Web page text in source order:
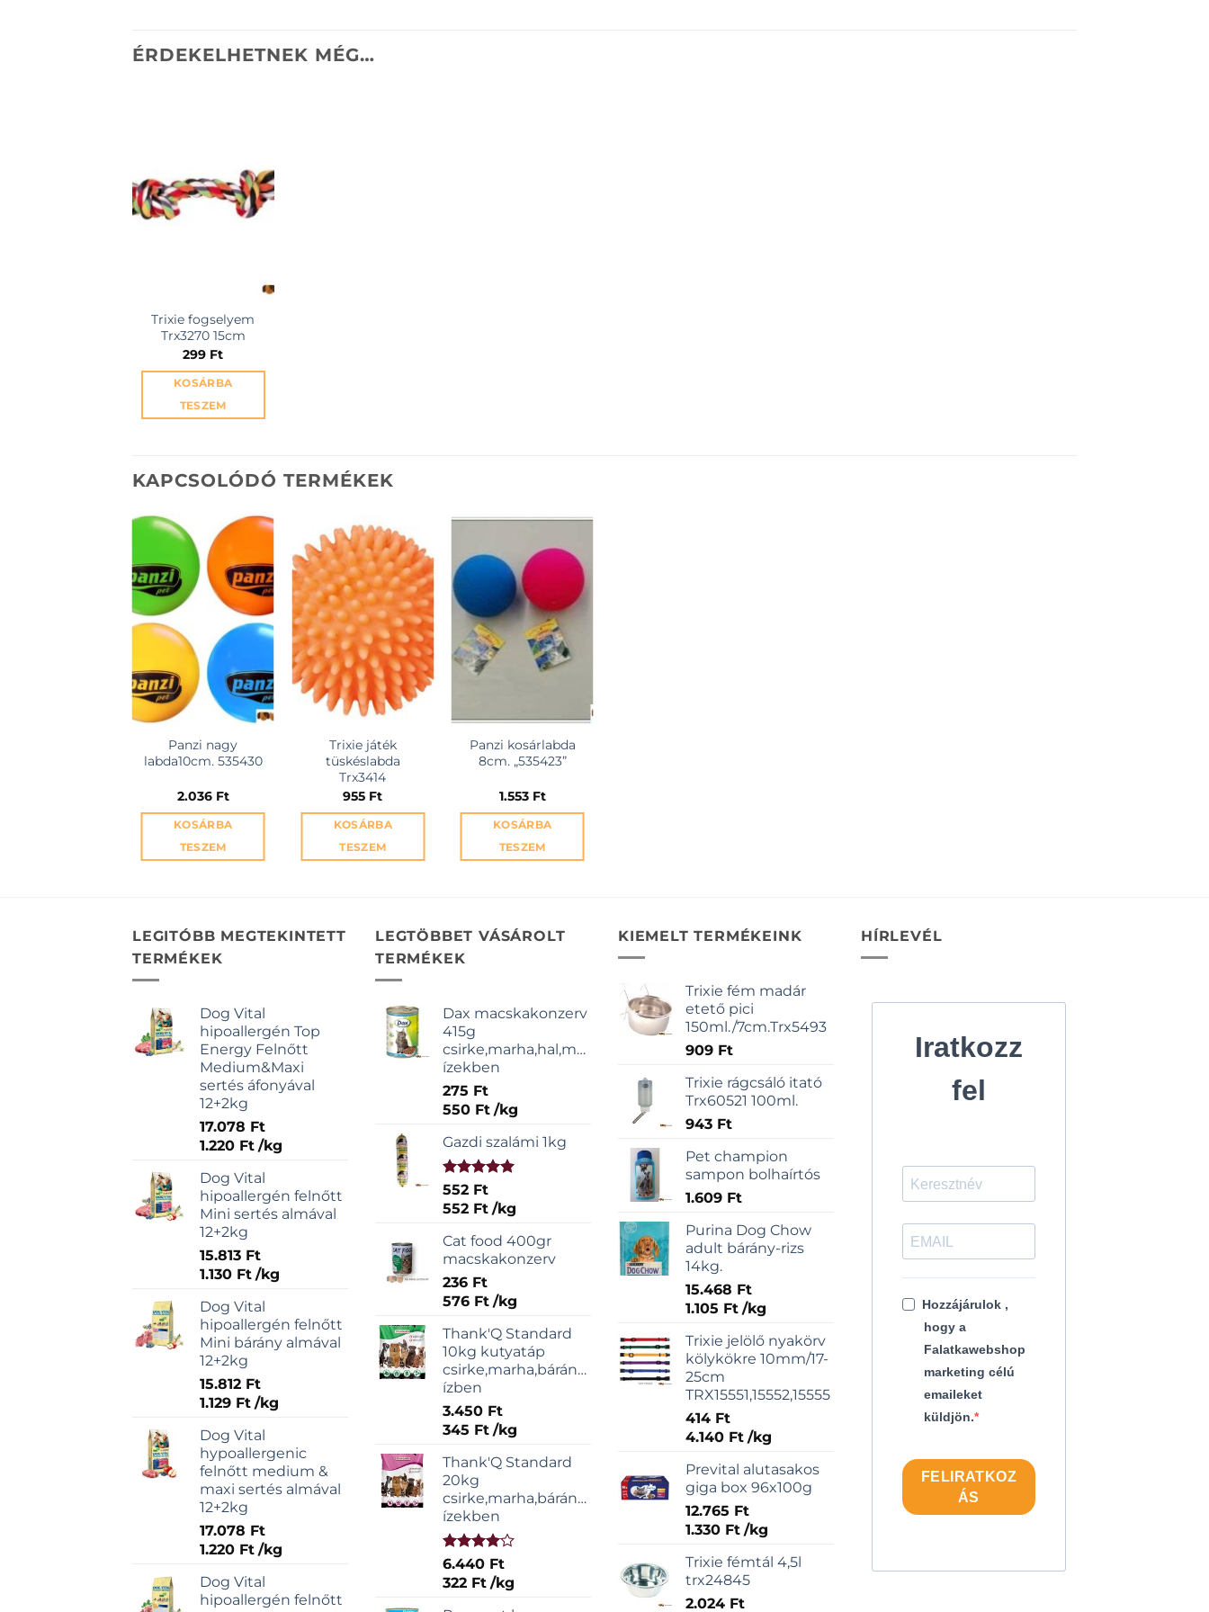
ÉRDEKELHETNEK MÉG…
Trixie fogselyem
Trx3270 15cm
299 Ft
KOSÁRBA
TESZEM
KAPCSOLÓDÓ TERMÉKEK
KEDVENCEKHEZ
Panzi nagy
labda10cm. 535430
2.036 Ft
KOSÁRBA
TESZEM
KEDVENCEKHEZ
Trixie játék
tüskéslabda
Trx3414
955 Ft
KOSÁRBA
TESZEM
KEDVENCEKHEZ
Panzi kosárlabda
8cm. „535423”
1.553 Ft
KOSÁRBA
TESZEM
LEGITÓBB MEGTEKINTETT
TERMÉKEK
Dog Vital
hipoallergén Top
Energy Felnőtt
Medium&Maxi
sertés áfonyával
12+2kg
17.078 Ft
1.220 Ft /kg
Dog Vital
hipoallergén felnőtt
Mini sertés almával
12+2kg
15.813 Ft
1.130 Ft /kg
Dog Vital
hipoallergén felnőtt
Mini bárány almával
12+2kg
15.812 Ft
1.129 Ft /kg
Dog Vital
hypoallergenic
felnőtt medium &
maxi sertés almával
12+2kg
17.078 Ft
1.220 Ft /kg
Dog Vital
hipoallergén felnőtt
LEGTÖBBET VÁSÁROLT
TERMÉKEK
Dax macskakonzerv
415g
csirke,marha,hal,májas
ízekben
275 Ft
550 Ft /kg
Gazdi szalámi 1kg
Értékelés:
5.00/ 5
552 Ft
552 Ft /kg
Cat food 400gr
macskakonzerv
236 Ft
576 Ft /kg
Thank'Q Standard
10kg kutyatáp
csirke,marha,bárány,sonka
ízben
3.450 Ft
345 Ft /kg
Thank'Q Standard
20kg
csirke,marha,bárány,sonka
ízekben
Értékelés:
4.00 / 5
6.440 Ft
322 Ft /kg
KIEMELT TERMÉKEINK
Trixie fém madár
etető pici
150ml./7cm.Trx5493
909 Ft
Trixie rágcsáló itató
Trx60521 100ml.
943 Ft
Pet champion
sampon bolhaírtós
1.609 Ft
Purina Dog Chow
adult bárány-rizs
14kg.
15.468 Ft
1.105 Ft /kg
Trixie jelölő nyakörv
kölykökre 10mm/17-
25cm
TRX15551,15552,15555
414 Ft
4.140 Ft /kg
Prevital alutasakos
giga box 96x100g
12.765 Ft
1.330 Ft /kg
Trixie fémtál 4,5l
trx24845
2.024 Ft
HÍRLEVÉL
Iratkozz
fel
Hozzájárulok ,
hogy a
Falatkawebshop
marketing célú
emaileket
küldjön.
FELIRATKOZ
ÁS